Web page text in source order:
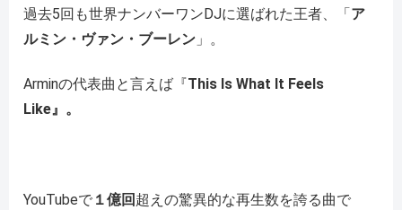
過去5回も世界ナンバーワンDJに選ばれた王者、「ア
ルミン・ヴァン・ブーレン 」。
Arminの代表曲と言えば『This Is What It Feels
Like』。
YouTubeで １億回 超えの驚異的な再生数を誇る曲で